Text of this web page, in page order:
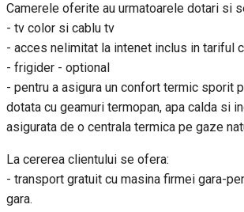
Camerele oferite au urmatoarele dotari si
- tv color si cablu tv
- acces nelimitat la intenet inclus in tariful
- frigider - optional
- pentru a asigura un confort termic sporit
dotata cu geamuri termopan, apa calda si
asigurata de o centrala termica pe gaze
La cererea clientului se ofera:
- transport gratuit cu masina firmei gara-
gara.